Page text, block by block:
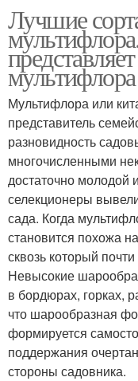
Лучшие
Мультифлора или
представитель
разновидность
многочисленными
достаточно молодой
селекционеры
сада. Когда
становится похожа
сквозь который
Невысокие
в бордюрах, горках,
что шарообразная
формируется
поддержания
стороны садовника.